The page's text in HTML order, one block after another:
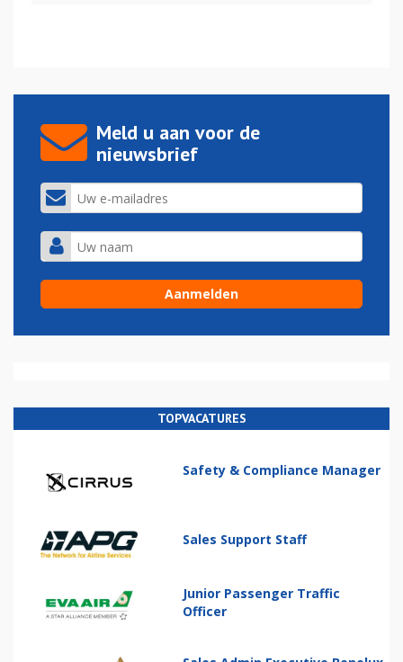
Meld u aan voor de
nieuwsbrief
TOPVACATURES
Safety & Compliance Manager
Sales Support Staff
Junior Passenger Traffic
Officer